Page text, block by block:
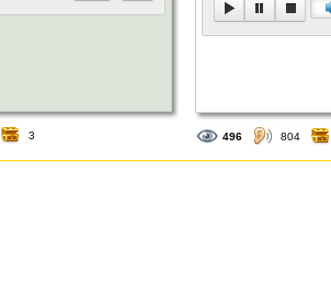
3 496 804